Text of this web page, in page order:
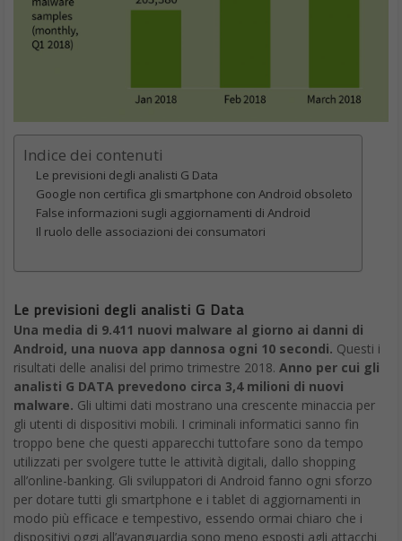
Indice dei contenuti
Le previsioni degli analisti G Data
Google non certifica gli smartphone con Android obsoleto
False informazioni sugli aggiornamenti di Android
Il ruolo delle associazioni dei consumatori
Le previsioni degli analisti G Data
Una media di 9.411 nuovi malware al giorno ai danni di
Android, una nuova app dannosa ogni 10 secondi. Questi i
risultati delle analisi del primo trimestre 2018. Anno per cui gli
analisti G DATA prevedono circa 3,4 milioni di nuovi
malware. Gli ultimi dati mostrano una crescente minaccia per
gli utenti di dispositivi mobili. I criminali informatici sanno fin
troppo bene che questi apparecchi tuttofare sono da tempo
utilizzati per svolgere tutte le attività digitali, dallo shopping
all’online-banking. Gli sviluppatori di Android fanno ogni sforzo
per dotare tutti gli smartphone e i tablet di aggiornamenti in
modo più efficace e tempestivo, essendo ormai chiaro che i
dispositivi oggi all’avanguardia sono meno esposti agli attacchi